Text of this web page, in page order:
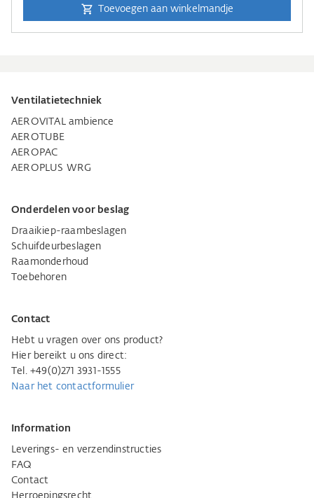
Toevoegen aan winkelmandje
Ventilatietechniek
AEROVITAL ambience
AEROTUBE
AEROPAC
AEROPLUS WRG
Onderdelen voor beslag
Draaikiep-raambeslagen
Schuifdeurbeslagen
Raamonderhoud
Toebehoren
Contact
Hebt u vragen over ons product?
Hier bereikt u ons direct:
Tel. +49(0)271 3931-1555
Naar het contactformulier
Information
Leverings- en verzendinstructies
FAQ
Contact
Herroepingsrecht